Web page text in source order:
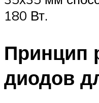
180 Вт.
Принцип
диодов